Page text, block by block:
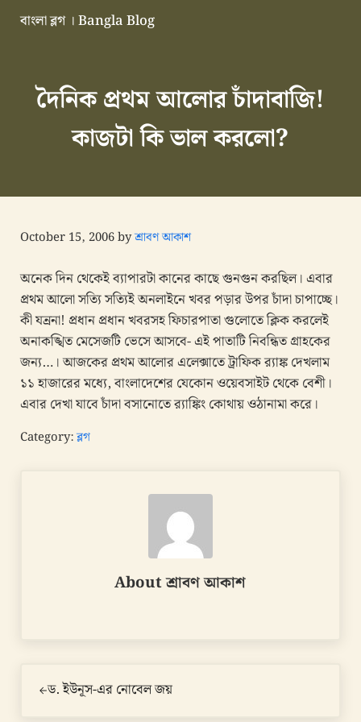
বাংলা ব্লগ । Bangla Blog
দৈনিক প্রথম আলোর চাঁদাবাজি!
কাজটা কি ভাল করলো?
October 15, 2006byশ্রাবণ আকাশ
অনেক দিন থেকেই ব্যাপারটা কানের কাছে গুনগুন করছিল। এবার
প্রথম আলো সত্যি সত্যিই অনলাইনে খবর পড়ার উপর চাঁদা চাপাচ্ছে।
কী যন্রনা! প্রধান প্রধান খবরসহ ফিচারপাতা গুলোতে ক্লিক করলেই
অনাকঙ্খিত মেসেজটি ভেসে আসবে- এই পাতাটি নিবন্ধিত গ্রাহকের
জন্য…। আজকের প্রথম আলোর এলেক্সাতে ট্রাফিক র‌্যাঙ্ক দেখলাম
১১ হাজারের মধ্যে, বাংলাদেশের যেকোন ওয়েবসাইট থেকে বেশী।
এবার দেখা যাবে চাঁদা বসানোতে র‌্যাঙ্কিং কোথায় ওঠানামা করে।
Category:ব্লগ
Aboutশ্রাবণ আকাশ
ড. ইউনূস-এর নোবেল জয়